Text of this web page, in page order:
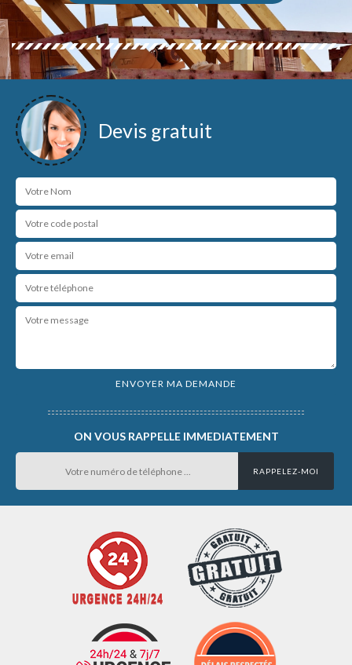
Devis gratuit
ON VOUS RAPPELLE IMMEDIATEMENT